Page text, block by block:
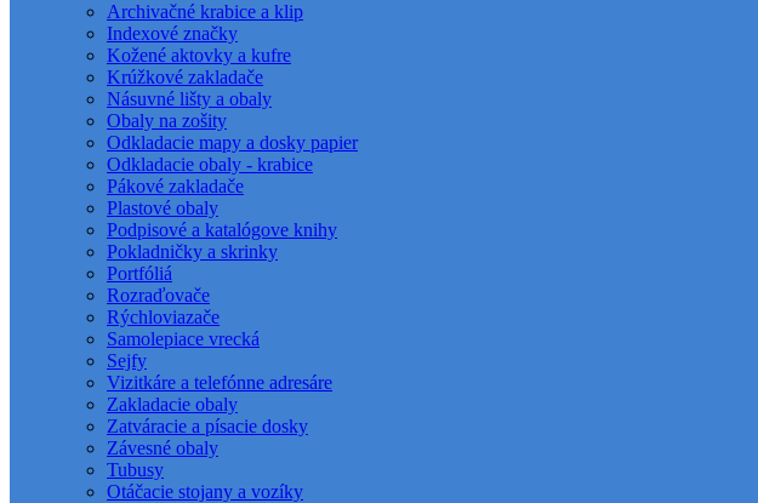
Archivačné krabice a klip
Indexové značky
Kožené aktovky a kufre
Krúžkové zakladače
Násuvné lišty a obaly
Obaly na zošity
Odkladacie mapy a dosky papier
Odkladacie obaly - krabice
Pákové zakladače
Plastové obaly
Podpisové a katalógove knihy
Pokladničky a skrinky
Portfóliá
Rozraďovače
Rýchloviazače
Samolepiace vrecká
Sejfy
Vizitkáre a telefónne adresáre
Zakladacie obaly
Zatváracie a písacie dosky
Závesné obaly
Tubusy
Otáčacie stojany a vozíky